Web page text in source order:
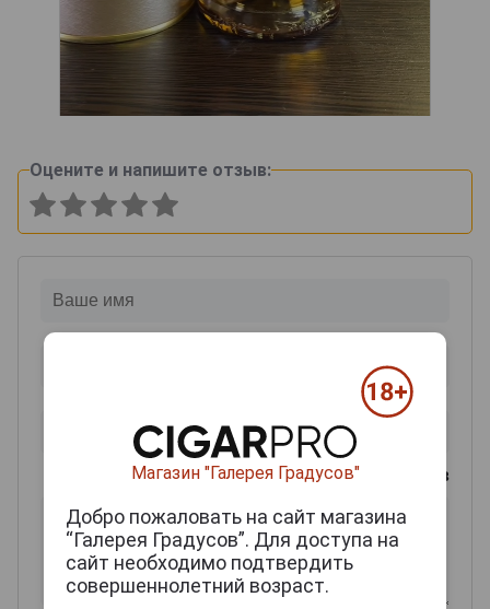
Оцените и напишите отзыв:
0из 2000 знаков
Магазин "Галерея Градусов"
Добро пожаловать на сайт магазина
“Галерея Градусов”. Для доступа на
сайт необходимо подтвердить
совершеннолетний возраст.